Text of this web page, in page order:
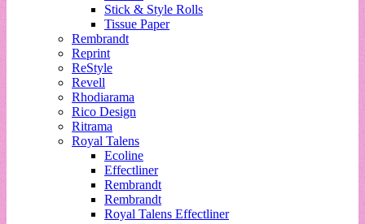
Stick & Style Rolls
Tissue Paper
Rembrandt
Reprint
ReStyle
Revell
Rhodiarama
Rico Design
Ritrama
Royal Talens
Ecoline
Effectliner
Rembrandt
Rembrandt
Royal Talens Effectliner